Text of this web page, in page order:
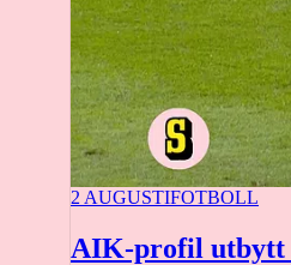
2 AUGUSTIFOTBOLL
AIK-profil utbytt